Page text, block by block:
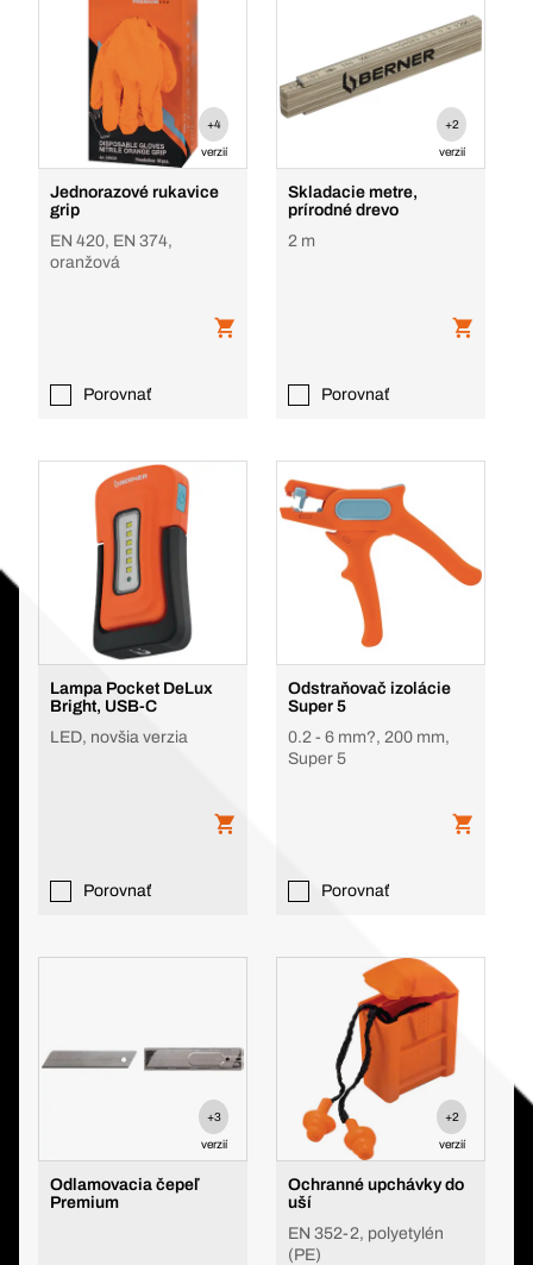
+4
verzií
Jednorazové rukavice
grip
EN 420, EN 374,
oranžová
Porovnať
+2
verzií
Skladacie metre,
prírodné drevo
2 m
Porovnať
Lampa Pocket DeLux
Bright, USB-C
LED, novšia verzia
Porovnať
Odstraňovač izolácie
Super 5
0.2 - 6 mm?, 200 mm,
Super 5
Porovnať
+3
verzií
Odlamovacia čepeľ
Premium
+2
verzií
Ochranné upchávky do
uší
EN 352-2, polyetylén
(PE)